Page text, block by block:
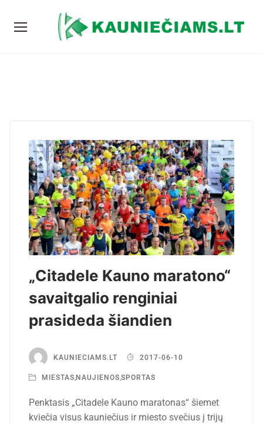
„Citadele Kauno maratono“
savaitgalio renginiai
prasideda šiandien
KAUNIECIAMS.LT 2017-06-10
MIESTAS,NAUJIENOS,SPORTAS
Penktasis „Citadele Kauno maratonas“ šiemet
kviečia visus kauniečius ir miesto svečius į trijų